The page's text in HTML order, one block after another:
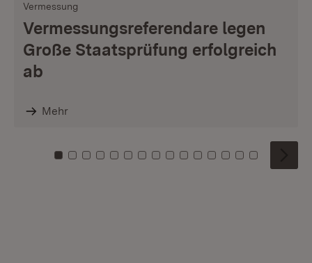
Vermessung
Vermessungsreferendare legen
Große Staatsprüfung erfolgreich
ab
Mehr
Zu Kachel: 0
Zu Kachel: 1
Zu Kachel: 2
Zu Kachel: 3
Zu Kachel: 4
Zu Kachel: 5
Zu Kachel: 6
Zu Kachel: 7
Zu Kachel: 8
Zu Kachel: 9
Zu Kachel: 10
Zu Kachel: 11
Zu Kachel: 12
Zu Kachel:
Zu